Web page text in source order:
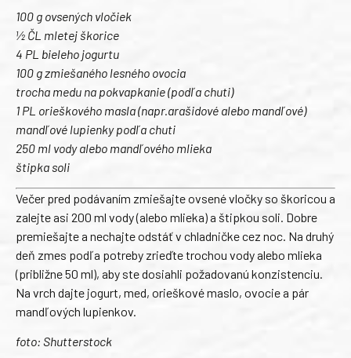
100 g ovsených vločiek
½ ČL mletej škorice
4 PL bieleho jogurtu
100 g zmiešaného lesného ovocia
trocha medu na pokvapkanie (podľa chuti)
1 PL orieškového masla (napr.arašidové alebo mandľové)
mandľové lupienky podľa chuti
250 ml vody alebo mandľového mlieka
štipka soli
Večer pred podávaním zmiešajte ovsené vločky so škoricou a
zalejte asi 200 ml vody (alebo mlieka) a štipkou soli. Dobre
premiešajte a nechajte odstáť v chladničke cez noc. Na druhý
deň zmes podľa potreby zrieďte trochou vody alebo mlieka
(približne 50 ml), aby ste dosiahli požadovanú konzistenciu.
Na vrch dajte jogurt, med, orieškové maslo, ovocie a pár
mandľových lupienkov.
foto: Shutterstock